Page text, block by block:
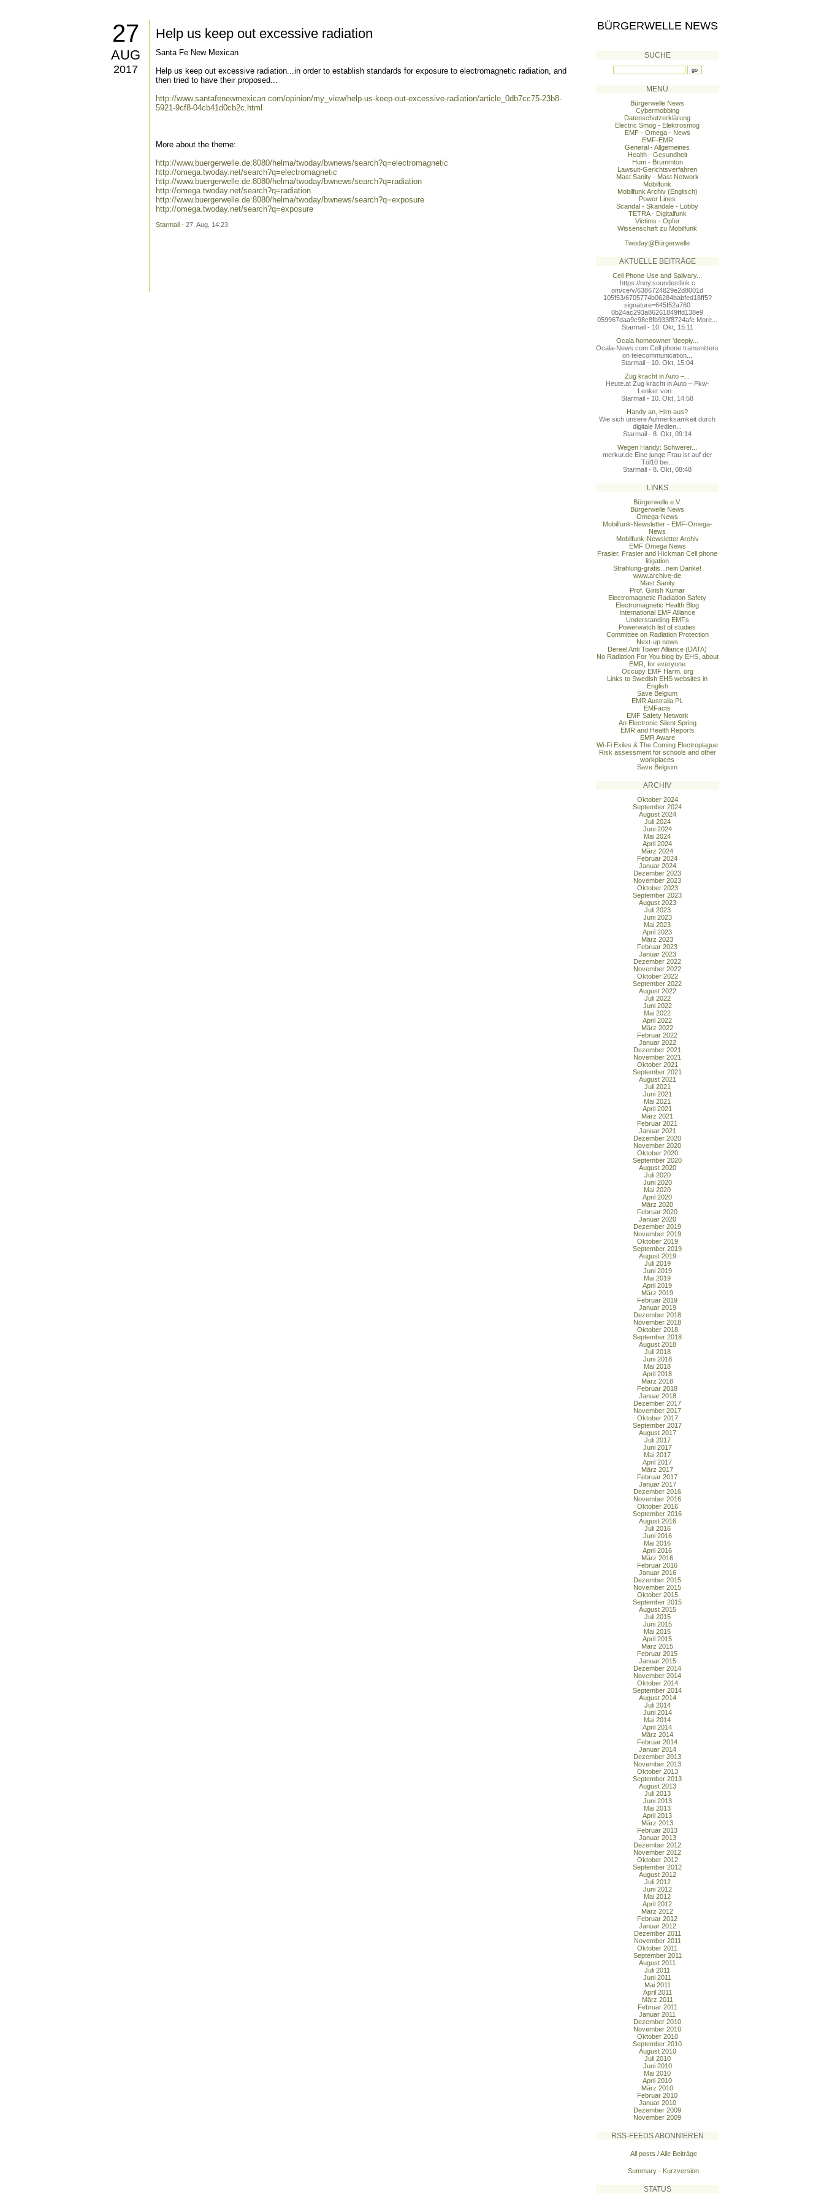
27
AUG
2017
Help us keep out excessive radiation
Santa Fe New Mexican
Help us keep out excessive radiation...in order to establish standards for exposure to electromagnetic radiation, and
then tried to have their proposed...
http://www.santafenewmexican.com/opinion/my_view/help-us-keep-out-excessive-radiation/article_0db7cc75-23b8-
5921-9cf8-04cb41d0cb2c.html
More about the theme:
http://www.buergerwelle.de:8080/helma/twoday/bwnews/search?q=electromagnetic
http://omega.twoday.net/search?q=electromagnetic
http://www.buergerwelle.de:8080/helma/twoday/bwnews/search?q=radiation
http://omega.twoday.net/search?q=radiation
http://www.buergerwelle.de:8080/helma/twoday/bwnews/search?q=exposure
http://omega.twoday.net/search?q=exposure
Starmail - 27. Aug, 14:23
BÜRGERWELLE NEWS
SUCHE
MENÜ
Bürgerwelle News
Cybermobbing
Datenschutzerklärung
Electric Smog - Elektrosmog
EMF - Omega - News
EMF-EMR
General - Allgemeines
Health - Gesundheit
Hum - Brummton
Lawsuit-Gerichtsverfahren
Mast Sanity - Mast Network
Mobilfunk
Mobilfunk Archiv (Englisch)
Power Lines
Scandal - Skandale - Lobby
TETRA - Digitalfunk
Victims - Opfer
Wissenschaft zu Mobilfunk
Twoday@Bürgerwelle
AKTUELLE BEITRÄGE
Cell Phone Use and Salivary...
https://noy.soundestlink.c
om/ce/v/6386724829e2d8001d
105f53/6705774b06284babfed18ff5?
signature=645f52a760
0b24ac293a86261849ffd138e9
059967daa9c98c8fb933f8724afe More...
Starmail - 10. Okt, 15:11
Ocala homeowner 'deeply...
Ocala-News.com Cell phone transmitters
on telecommunication...
Starmail - 10. Okt, 15:04
Zug kracht in Auto –...
Heute.at Zug kracht in Auto – Pkw-
Lenker von...
Starmail - 10. Okt, 14:58
Handy an, Hirn aus?
Wie sich unsere Aufmerksamkeit durch
digitale Medien...
Starmail - 8. Okt, 09:14
Wegen Handy: Schwerer...
merkur.de Eine junge Frau ist auf der
Töl10 bei...
Starmail - 8. Okt, 08:48
LINKS
Bürgerwelle e.V.
Bürgerwelle News
Omega-News
Mobilfunk-Newsletter - EMF-Omega-
News
Mobilfunk-Newsletter Archiv
EMF Omega News
Frasier, Frasier and Hickman Cell phone
litigation
Strahlung-gratis...nein Danke!
www.archive-de
Mast Sanity
Prof. Girish Kumar
Electromagnetic Radiation Safety
Electromagnetic Health Blog
International EMF Alliance
Understanding EMFs
Powerwatch list of studies
Committee on Radiation Protection
Next-up news
Dereel Anti Tower Alliance (DATA)
No Radiation For You blog by EHS, about
EMR, for everyone
Occupy EMF Harm. org
Links to Swedish EHS websites in
English
Save Belgium
EMR Australia PL
EMFacts
EMF Safety Network
An Electronic Silent Spring
EMR and Health Reports
EMR Aware
Wi-Fi Exiles & The Coming Electroplague
Risk assessment for schools and other
workplaces
Save Belgium
ARCHIV
Oktober 2024
September 2024
August 2024
Juli 2024
Juni 2024
Mai 2024
April 2024
März 2024
Februar 2024
Januar 2024
Dezember 2023
November 2023
Oktober 2023
September 2023
August 2023
Juli 2023
Juni 2023
Mai 2023
April 2023
März 2023
Februar 2023
Januar 2023
Dezember 2022
November 2022
Oktober 2022
September 2022
August 2022
Juli 2022
Juni 2022
Mai 2022
April 2022
März 2022
Februar 2022
Januar 2022
Dezember 2021
November 2021
Oktober 2021
September 2021
August 2021
Juli 2021
Juni 2021
Mai 2021
April 2021
März 2021
Februar 2021
Januar 2021
Dezember 2020
November 2020
Oktober 2020
September 2020
August 2020
Juli 2020
Juni 2020
Mai 2020
April 2020
März 2020
Februar 2020
Januar 2020
Dezember 2019
November 2019
Oktober 2019
September 2019
August 2019
Juli 2019
Juni 2019
Mai 2019
April 2019
März 2019
Februar 2019
Januar 2019
Dezember 2018
November 2018
Oktober 2018
September 2018
August 2018
Juli 2018
Juni 2018
Mai 2018
April 2018
März 2018
Februar 2018
Januar 2018
Dezember 2017
November 2017
Oktober 2017
September 2017
August 2017
Juli 2017
Juni 2017
Mai 2017
April 2017
März 2017
Februar 2017
Januar 2017
Dezember 2016
November 2016
Oktober 2016
September 2016
August 2016
Juli 2016
Juni 2016
Mai 2016
April 2016
März 2016
Februar 2016
Januar 2016
Dezember 2015
November 2015
Oktober 2015
September 2015
August 2015
Juli 2015
Juni 2015
Mai 2015
April 2015
März 2015
Februar 2015
Januar 2015
Dezember 2014
November 2014
Oktober 2014
September 2014
August 2014
Juli 2014
Juni 2014
Mai 2014
April 2014
März 2014
Februar 2014
Januar 2014
Dezember 2013
November 2013
Oktober 2013
September 2013
August 2013
Juli 2013
Juni 2013
Mai 2013
April 2013
März 2013
Februar 2013
Januar 2013
Dezember 2012
November 2012
Oktober 2012
September 2012
August 2012
Juli 2012
Juni 2012
Mai 2012
April 2012
März 2012
Februar 2012
Januar 2012
Dezember 2011
November 2011
Oktober 2011
September 2011
August 2011
Juli 2011
Juni 2011
Mai 2011
April 2011
März 2011
Februar 2011
Januar 2011
Dezember 2010
November 2010
Oktober 2010
September 2010
August 2010
Juli 2010
Juni 2010
Mai 2010
April 2010
März 2010
Februar 2010
Januar 2010
Dezember 2009
November 2009
RSS-FEEDS ABONNIEREN
All posts / Alle Beiträge
Summary - Kurzversion
STATUS